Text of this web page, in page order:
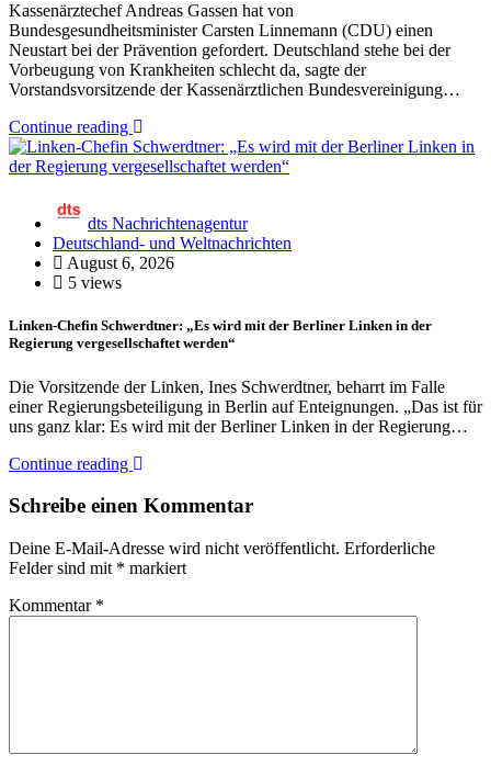
Kassenärztechef Andreas Gassen hat von
Bundesgesundheitsminister Carsten Linnemann (CDU) einen
Neustart bei der Prävention gefordert. Deutschland stehe bei der
Vorbeugung von Krankheiten schlecht da, sagte der
Vorstandsvorsitzende der Kassenärztlichen Bundesvereinigung…
Continue reading
dts Nachrichtenagentur
Deutschland- und Weltnachrichten
August 6, 2026
5 views
Linken-Chefin Schwerdtner: „Es wird mit der Berliner Linken in der
Regierung vergesellschaftet werden“
Die Vorsitzende der Linken, Ines Schwerdtner, beharrt im Falle
einer Regierungsbeteiligung in Berlin auf Enteignungen. „Das ist für
uns ganz klar: Es wird mit der Berliner Linken in der Regierung…
Continue reading
Schreibe einen Kommentar
Deine E-Mail-Adresse wird nicht veröffentlicht. Erforderliche
Felder sind mit * markiert
Kommentar *